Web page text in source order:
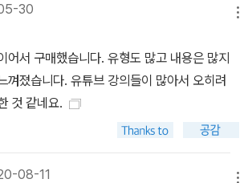
30
어서 구매했습니다. 유형도 많고 내용은 많지
껴졌습니다. 유튜브 강의들이 많아서 오히려
것 같네요.
08-11